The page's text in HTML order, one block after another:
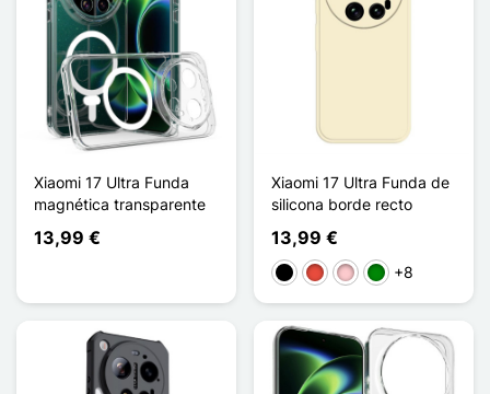
Xiaomi 17 Ultra Funda
magnética transparente
13,99 €
Xiaomi 17 Ultra Funda de
silicona borde recto
13,99 €
NegroRojoRosaVerde
+8